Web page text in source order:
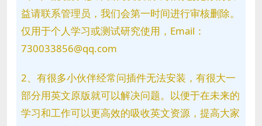
益请联系管理员，我们会第一时间进行审核删除。
仅用于个人学习或测试研究使用，Email：
730033856@qq.com
2、有很多小伙伴经常问插件无法安装，有很大一
部分用英文原版就可以解决问题。以便于在未来的
学习和工作可以更高效的吸收英文资源，提高大家